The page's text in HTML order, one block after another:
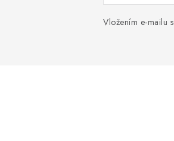
Vložením e-mailu